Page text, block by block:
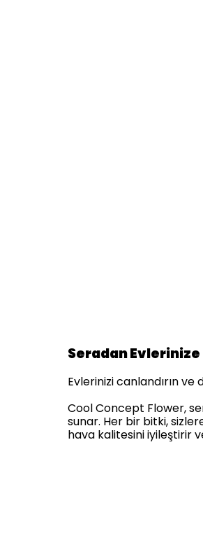
Seradan Evlerinize
Evlerinizi canlandırın ve
Cool Concept Flower,
sunar. Her bir bitki,
hava kalitesini iyileştirir